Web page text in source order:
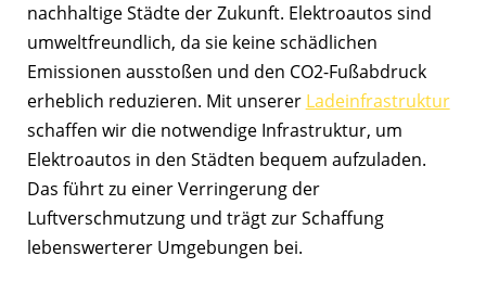
nachhaltige Städte der Zukunft. Elektroautos sind
umweltfreundlich, da sie keine schädlichen
Emissionen ausstoßen und den CO2-Fußabdruck
erheblich reduzieren. Mit unserer Ladeinfrastruktur
schaffen wir die notwendige Infrastruktur, um
Elektroautos in den Städten bequem aufzuladen.
Das führt zu einer Verringerung der
Luftverschmutzung und trägt zur Schaffung
lebenswerterer Umgebungen bei.